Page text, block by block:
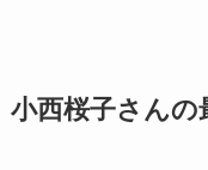
小西桜子さんの